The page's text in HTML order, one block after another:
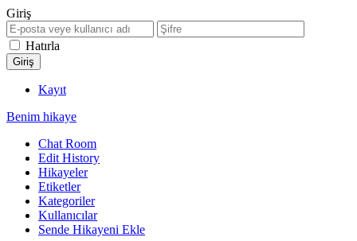
Giriş
Hatırla
Kayıt
Benim hikaye
Chat Room
Edit History
Hikayeler
Etiketler
Kategoriler
Kullanıcılar
Sende Hikayeni Ekle